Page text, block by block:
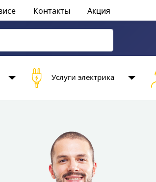
Контакты Акция
for results.
Услуги электрика